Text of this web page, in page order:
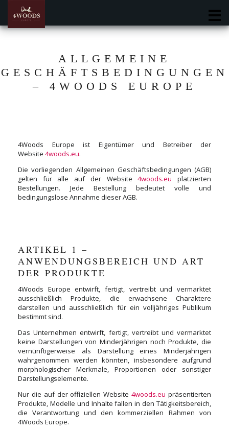
ALLGEMEINE
GESCHÄFTSBEDINGUNGEN
– 4WOODS EUROPE
4Woods Europe ist Eigentümer und Betreiber der
Website 4woods.eu.
Die vorliegenden Allgemeinen Geschäftsbedingungen (AGB)
gelten für alle auf der Website4woods.eu platzierten
Bestellungen. Jede Bestellung bedeutet volle und
bedingungslose Annahme dieser AGB.
ARTIKEL 1 –
ANWENDUNGSBEREICH UND ART
DER PRODUKTE
4Woods Europe entwirft, fertigt, vertreibt und vermarktet
ausschließlich Produkte, die erwachsene Charaktere
darstellen und ausschließlich für ein volljähriges Publikum
bestimmt sind.
Das Unternehmen entwirft, fertigt, vertreibt und vermarktet
keine Darstellungen von Minderjährigen noch Produkte, die
vernünftigerweise als Darstellung eines Minderjährigen
wahrgenommen werden könnten, insbesondere aufgrund
morphologischer Merkmale, Proportionen oder sonstiger
Darstellungselemente.
Nur die auf der offiziellen Website4woods.eu präsentierten
Produkte, Modelle und Inhalte fallen in den Tätigkeitsbereich,
die Verantwortung und den kommerziellen Rahmen von
4Woods Europe.